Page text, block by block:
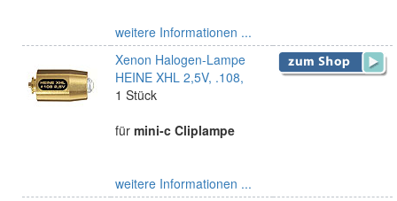
weitere Informationen ...
Xenon Halogen-Lampe
HEINE XHL 2,5V, .108,
1 Stück
für mini-c Cliplampe
weitere Informationen ...